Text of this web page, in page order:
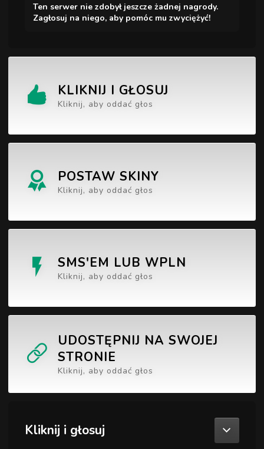
Ten serwer nie zdobył jeszcze żadnej nagrody.
Zagłosuj na niego, aby pomóc mu zwyciężyć!
KLIKNIJ I GŁOSUJ
Kliknij, aby oddać głos
POSTAW SKINY
Kliknij, aby oddać głos
SMS'EM LUB WPLN
Kliknij, aby oddać głos
UDOSTĘPNIJ NA SWOJEJ
STRONIE
Kliknij, aby oddać głos
Kliknij i głosuj